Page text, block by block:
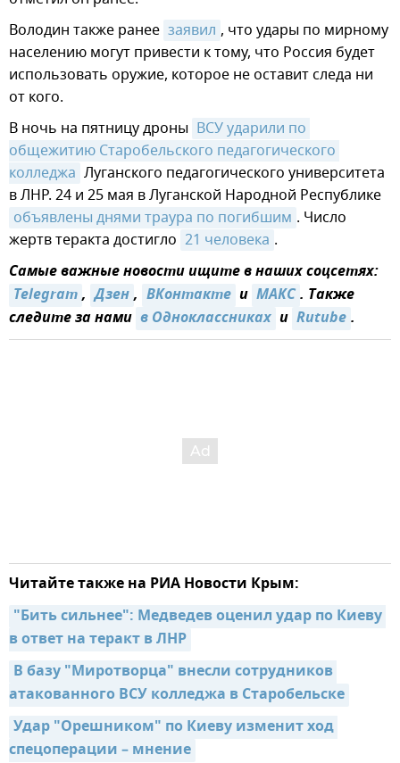
Володин также ранее заявил , что удары по мирному
населению могут привести к тому, что Россия будет
использовать оружие, которое не оставит следа ни
от кого.
В ночь на пятницу дроны ВСУ ударили по
общежитию Старобельского педагогического
колледжа Луганского педагогического университета
в ЛНР. 24 и 25 мая в Луганской Народной Республике
объявлены днями траура по погибшим . Число
жертв теракта достигло 21 человека .
Самые важные новости ищите в наших соцсетях:
Telegram, Дзен, ВКонтакте и МАКС. Также
следите за нами в Одноклассниках и Rutube.
Читайте также на РИА Новости Крым:
"Бить сильнее": Медведев оценил удар по Киеву
в ответ на теракт в ЛНР
В базу "Миротворца" внесли сотрудников
атакованного ВСУ колледжа в Старобельске
Удар "Орешником" по Киеву изменит ход
спецоперации – мнение